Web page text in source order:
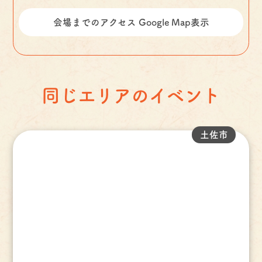
会場までのアクセス Google Map表示
同じエリアのイベント
土佐市